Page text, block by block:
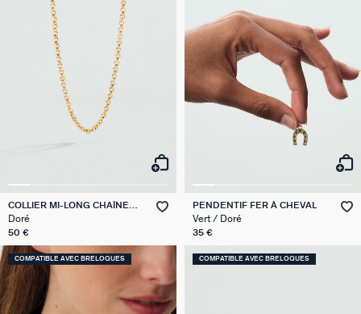
COLLIER MI-LONG CHAÎNE
JASERON
Doré
50 €
PENDENTIF FER À CHEVAL
Vert / Doré
35 €
COMPATIBLE AVEC BRELOQUES COMPATIBLE AVEC BRELOQUES